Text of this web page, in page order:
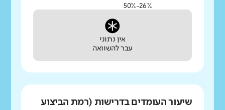
26%-50%
אין נתוני
עבר להשוואה
שיעור העומדים בדרישות (רמת הביצוע